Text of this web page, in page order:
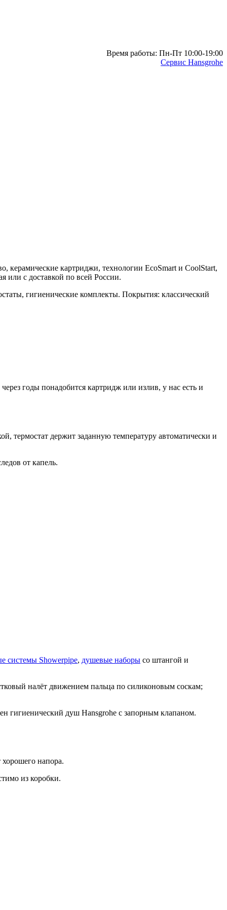
Время работы: Пн-Пт 10:00-19:00
Сервис Hansgrohe
керамические картриджи, технологии EcoSmart и CoolStart,
или с доставкой по всей России.
гигиенические комплекты. Покрытия: классический
годы понадобится картридж или излив, у нас есть и
термостат держит заданную температуру автоматически и
от капель.
системы Showerpipe, душевые наборы со штангой и
налёт движением пальца по силиконовым соскам;
гигиенический душ Hansgrohe с запорным клапаном.
напора.
из коробки.